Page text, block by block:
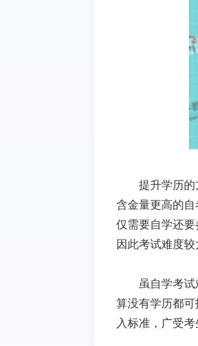
提升学历
含金量更高的自
仅需要自学还要
因此考试难度较
虽自学考
算没有学历都
入标准，广受考